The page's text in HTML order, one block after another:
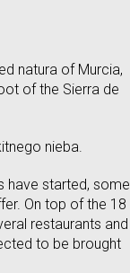
natura of Murcia,
of the Sierra de
nieba.
have started, some
On top of the 18
restaurants and
to be brought